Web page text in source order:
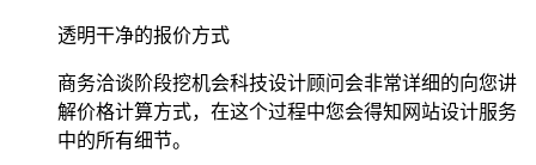
透明干净的报价方式
商务洽谈阶段挖机会科技设计顾问会非常详细的向您讲
解价格计算方式，在这个过程中您会得知网站设计服务
中的所有细节。